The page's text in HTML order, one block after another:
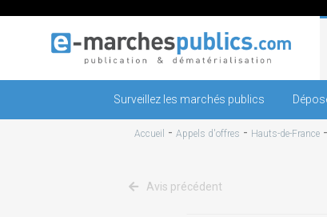
Surveillez les marchés publics
Accueil - Appels d'offres - Hauts-de-France -
Avis précédent